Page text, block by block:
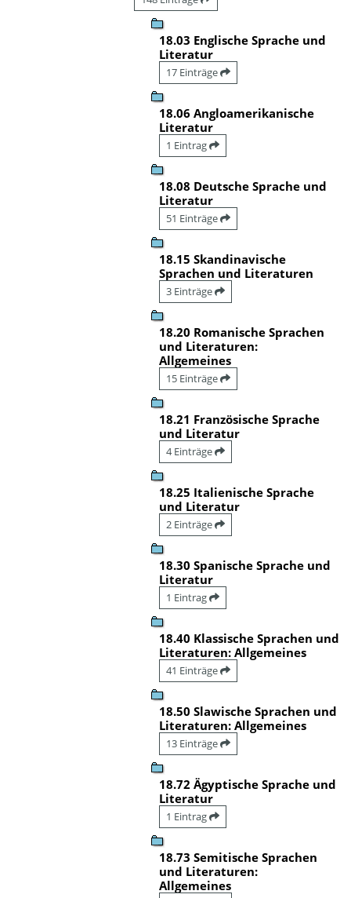
18.03 Englische Sprache und
Literatur
17 Einträge
18.06 Angloamerikanische
Literatur
1 Eintrag
18.08 Deutsche Sprache und
Literatur
51 Einträge
18.15 Skandinavische
Sprachen und Literaturen
3 Einträge
18.20 Romanische Sprachen
und Literaturen:
Allgemeines
15 Einträge
18.21 Französische Sprache
und Literatur
4 Einträge
18.25 Italienische Sprache
und Literatur
2 Einträge
18.30 Spanische Sprache und
Literatur
1 Eintrag
18.40 Klassische Sprachen und
Literaturen: Allgemeines
41 Einträge
18.50 Slawische Sprachen und
Literaturen: Allgemeines
13 Einträge
18.72 Ägyptische Sprache und
Literatur
1 Eintrag
18.73 Semitische Sprachen
und Literaturen:
Allgemeines